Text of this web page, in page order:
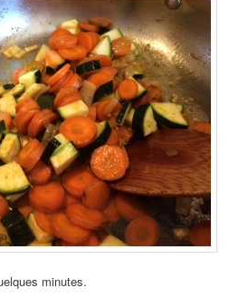
minutes.